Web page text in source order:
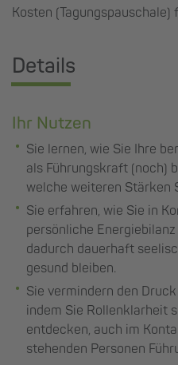
Kosten (Tagungspauschale)
Details
Ihr Nutzen
Sie lernen, wie Sie Ihre
als Führungskraft (noch)
welche weiteren Stärken
Sie erfahren, wie Sie in
persönliche
dadurch dauerhaft
gesund bleiben.
Sie vermindern den
indem Sie Rollenklarheit
entdecken, auch im
stehenden Personen